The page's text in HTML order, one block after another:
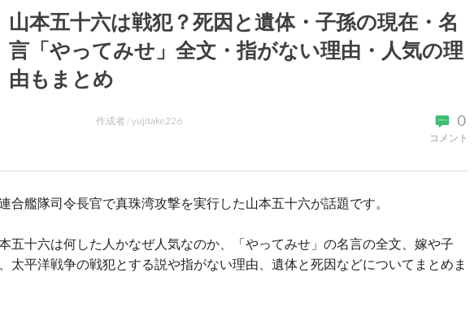
山本五十六は戦犯？死因と遺体・子孫の現在・名
言「やってみせ」全文・指がない理由・人気の理
由もまとめ
0
コメント
作成者 /yujitake226
合艦隊司令長官で真珠湾攻撃を実行した山本五十六が話題です。
五十六は何した人かなぜ人気なのか、「やってみせ」の名言の全文、嫁や子
太平洋戦争の戦犯とする説や指がない理由、遺体と死因などについてまとめま